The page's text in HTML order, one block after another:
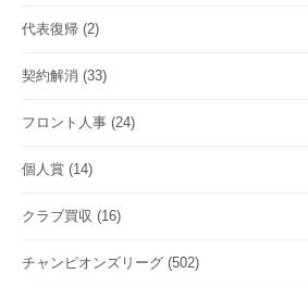
代表復帰 (2)
契約解消 (33)
フロント人事 (24)
個人賞 (14)
クラブ買収 (16)
チャンピオンズリーグ (502)